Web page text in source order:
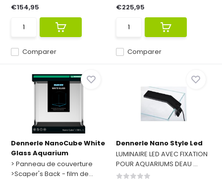
Comparer
€154,95
Comparer
€225,95
Dennerle NanoCube White
Glass Aquarium
> Panneau de couverture
>Scaper's Back - film de...
Dennerle Nano Style Led
LUMINAIRE LED AVEC FIXATION
POUR AQUARIUMS DEAU ...